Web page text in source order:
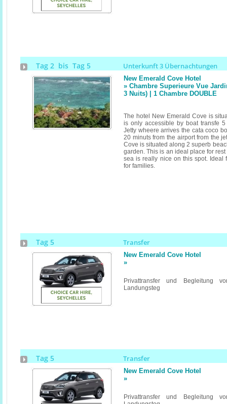
Tag 2 bis Tag 5 Unterkunft 3 Übernachtungen
New Emerald Cove Hotel
» Chambre Superieure Vue
3 Nuits) | 1 Chambre DOUBLE
The hotel New Emerald Cove is
is only accessible by boat transfe
Jetty wheere arrives the cata coco
20 minuts from the airport from the
Cove is situated along 2 superb
garden. This is an ideal place for
sea is really nice on this spot. Ideal
for families.
Tag 5 Transfer
New Emerald Cove Hotel
»
Privattransfer und Begleitung
Landungsteg
Tag 5 Transfer
New Emerald Cove Hotel
»
Privattransfer und Begleitung